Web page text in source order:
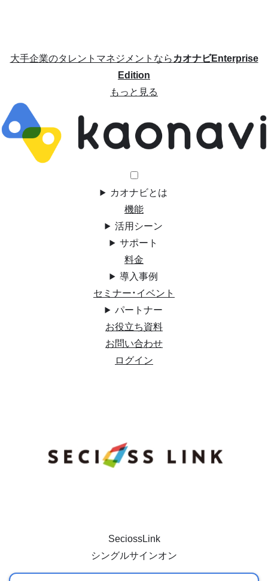
大手企業のタレントマネジメントならカオナビEnterprise
Edition
もっと見る
カオナビとは
機能
活用シーン
サポート
料金
導入事例
セミナー・イベント
パートナー
お役立ち資料
お問い合わせ
ログイン
SeciossLink
シングルサインオン